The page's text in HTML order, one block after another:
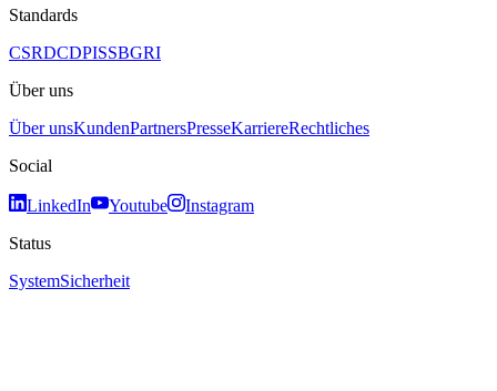
Standards
CSRDCDPISSBGRI
Über uns
Über unsKundenPartnersPresseKarriereRechtliches
Social
LinkedIn Youtube
Instagram
Status
SystemSicherheit